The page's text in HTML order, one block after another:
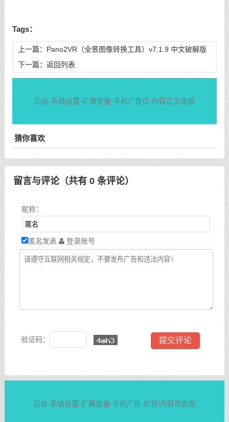
Tags：
上一篇： Pano2VR（全景图像转换工具）v7.1.9 中文破解版
下一篇： 返回列表
后台-系统设置-扩展变量-手机广告位-内容正文底部
猜你喜欢
留言与评论（共有 0条评论）
昵称：
匿名发表 登录账号
验证码：
后台-系统设置-扩展变量-手机广告-栏目/内容页底部